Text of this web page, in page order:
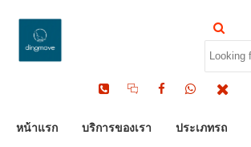
หน้าแรก บริการของเรา ประเภทรถ